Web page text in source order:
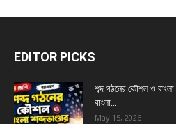
EDITOR PICKS
শব্দ গঠনের কৌশল ও
বাংলা...
May 15, 2026